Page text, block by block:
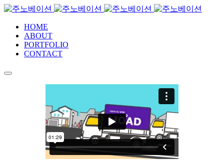
HOME
ABOUT
PORTFOLIO
CONTACT